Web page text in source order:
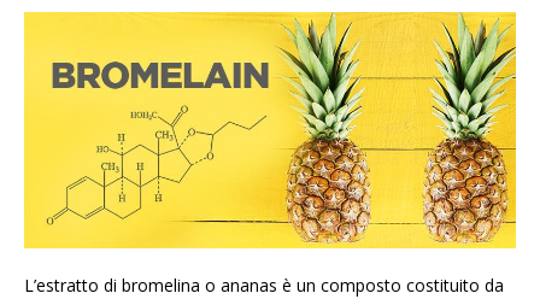
L’estratto di bromelina o ananas è un composto costituito da